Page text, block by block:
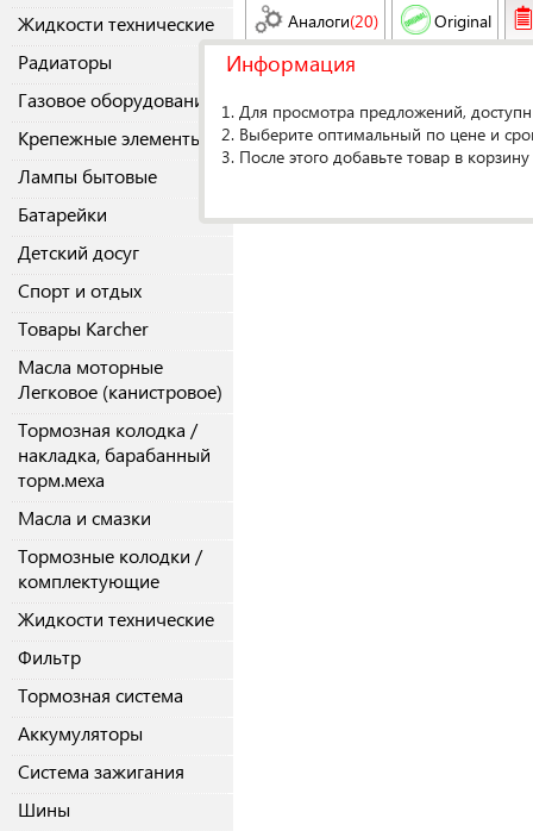
Жидкости технические
Радиаторы
Газовое оборудование
Крепежные элементы
Лампы бытовые
Батарейки
Детский досуг
Спорт и отдых
Товары Karcher
Масла моторные
Легковое (канистровое)
Тормозная колодка /
накладка, барабанный
торм.меха
Масла и смазки
Тормозные колодки /
комплектующие
Жидкости технические
Фильтр
Тормозная система
Аккумуляторы
Система зажигания
Шины
Аналоги(20) Original
Информация
1. Для просмотра предложений,
2. Выберите оптимальный по цене и
3. После этого добавьте товар в